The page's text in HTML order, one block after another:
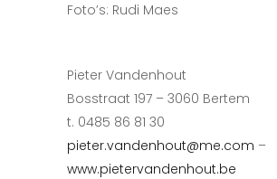
Foto’s: Rudi Maes
Pieter Vandenhout
Bosstraat 197 – 3060 Bertem
t. 0485 86 81 30
pieter.vandenhout@me.com –
www.pietervandenhout.be